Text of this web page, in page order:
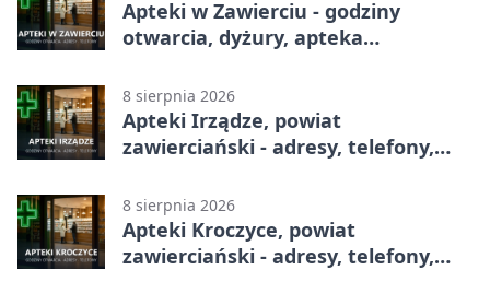
Apteki w Zawierciu - godziny
otwarcia, dyżury, apteka
8 sierpnia 2026
Apteki Irządze, powiat
zawierciański - adresy, telefony,
8 sierpnia 2026
Apteki Kroczyce, powiat
zawierciański - adresy, telefony,